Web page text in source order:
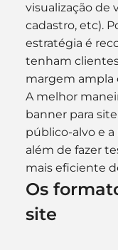
visualização de
cadastro, etc).
estratégia é
tenham
margem ampla
A melhor
banner para
público-alvo e a
além de fazer
mais eficiente
Os
site